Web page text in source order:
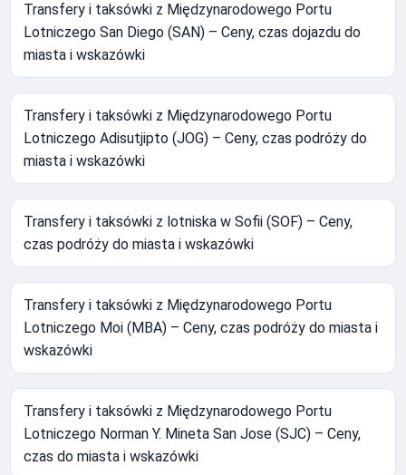
Transfery i taksówki z Międzynarodowego Portu
Lotniczego San Diego (SAN) – Ceny, czas dojazdu do
miasta i wskazówki
Transfery i taksówki z Międzynarodowego Portu
Lotniczego Adisutjipto (JOG) – Ceny, czas podróży do
miasta i wskazówki
Transfery i taksówki z lotniska w Sofii (SOF) – Ceny,
czas podróży do miasta i wskazówki
Transfery i taksówki z Międzynarodowego Portu
Lotniczego Moi (MBA) – Ceny, czas podróży do miasta i
wskazówki
Transfery i taksówki z Międzynarodowego Portu
Lotniczego Norman Y. Mineta San Jose (SJC) – Ceny,
czas do miasta i wskazówki